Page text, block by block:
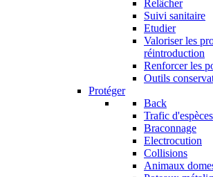
Relâcher
Suivi sanitaire
Etudier
Valoriser les
réintroduction
Renforcer les
Outils
Protéger
Back
Trafic d'espèces
Braconnage
Electrocution
Collisions
Animaux